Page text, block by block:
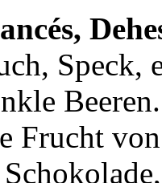
Speck,
Frucht